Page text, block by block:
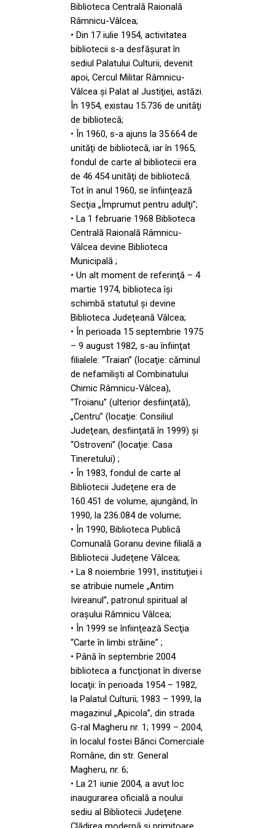
Biblioteca Centrală Raională
Râmnicu-Vâlcea;
• Din 17 iulie 1954, activitatea
bibliotecii s-a desfăşurat în
sediul Palatului Culturii, devenit
apoi, Cercul Militar Râmnicu-
Vâlcea şi Palat al Justiţiei, astăzi.
În 1954, existau 15.736 de unităţi
de bibliotecă;
• În 1960, s-a ajuns la 35.664 de
unităţi de bibliotecă, iar în 1965,
fondul de carte al bibliotecii era
de 46.454 unităţi de bibliotecă.
Tot în anul 1960, se înfiinţează
Secţia „Împrumut pentru adulţi”;
• La 1 februarie 1968 Biblioteca
Centrală Raională Râmnicu-
Vâlcea devine Biblioteca
Municipală ;
• Un alt moment de referinţă – 4
martie 1974, biblioteca îşi
schimbă statutul şi devine
Biblioteca Judeţeană Vâlcea;
• În perioada 15 septembrie 1975
– 9 august 1982, s-au înfiinţat
filialele: “Traian” (locaţie: căminul
de nefamilişti al Combinatului
Chimic Râmnicu-Vâlcea),
“Troianu” (ulterior desfiinţată),
„Centru” (locaţie: Consiliul
Judeţean, desfiinţată în 1999) şi
“Ostroveni” (locaţie: Casa
Tineretului) ;
• În 1983, fondul de carte al
Bibliotecii Judeţene era de
160.451 de volume, ajungând, în
1990, la 236.084 de volume;
• În 1990, Biblioteca Publică
Comunală Goranu devine filială a
Bibliotecii Judeţene Vâlcea;
• La 8 noiembrie 1991, instituţiei i
se atribuie numele „Antim
Ivireanul”, patronul spiritual al
oraşului Râmnicu Vâlcea;
• În 1999 se înfiinţează Secţia
“Carte în limbi străine” ;
• Până în septembrie 2004
biblioteca a funcţionat în diverse
locaţii: în perioada 1954 – 1982,
la Palatul Culturii; 1983 – 1999, la
magazinul „Apicola”, din strada
G-ral Magheru nr. 1; 1999 – 2004,
în localul fostei Bănci Comerciale
Române, din str. General
Magheru, nr. 6;
• La 21 iunie 2004, a avut loc
inaugurarea oficială a noului
sediu al Bibliotecii Judeţene.